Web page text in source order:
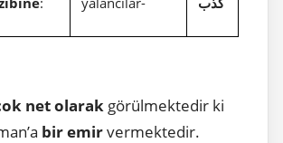
net olarak görülmektedir ki
bir emirvermektedir.